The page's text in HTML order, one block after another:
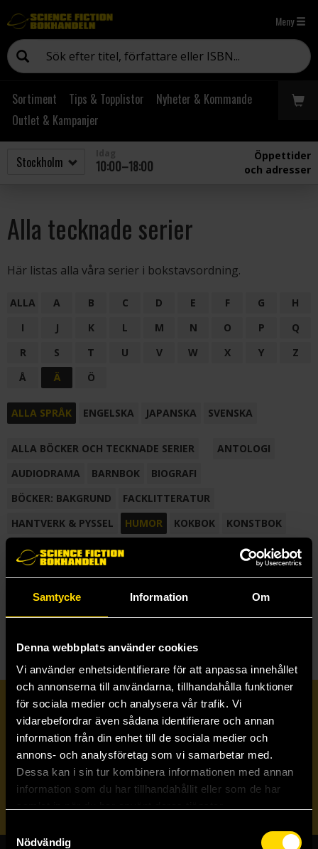
Samtycke Information Om
Denna webbplats använder cookies
Vi använder enhetsidentifierare för att anpassa innehållet
och annonserna till användarna, tillhandahålla funktioner
för sociala medier och analysera vår trafik. Vi
vidarebefordrar även sådana identifierare och annan
information från din enhet till de sociala medier och
annons- och analysföretag som vi samarbetar med.
Dessa kan i sin tur kombinera informationen med annan
information som du har tillhandahållit eller som de har
Nödvändig
Meny
Sortiment Tips & Topplistor
Nyheter & Kommande
Outlet & Kampanjer
10:00–18:00
Öppettider
och adresser
Alla tecknade serier
Här listas alla våra serier i bokstavsordning.
ALLA A B C D E F G
H
I
J K L M N O P
Q
R
S T U V W X Y
Z
Å
Ä Ö
ALLA SPRÅK ENGELSKA JAPANSKA SVENSKA
ALLA BÖCKER OCH TECKNADE SERIER
ANTOLOGI
AUDIODRAMA
BARNBOK
BIOGRAFI
BÖCKER: BAKGRUND
FACKLITTERATUR
HANTVERK & PYSSEL
HUMOR KOKBOK
KONSTBOK
KORTROMAN
LÄROBOK
NOVELL
SAMLINGSVOLYM
TECKNA & MÅLA TECKNAD SERIE
Prenumerera på vårt nyhetsbrev
Veckobrevet
Skicka